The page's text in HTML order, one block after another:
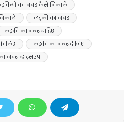
का नंबर कैसे निकाले
लड़की का नंबर
लड़की का नंबर चाहिए
लिए
लड़की का नंबर दीजिए
नंबर व्हाट्सएप